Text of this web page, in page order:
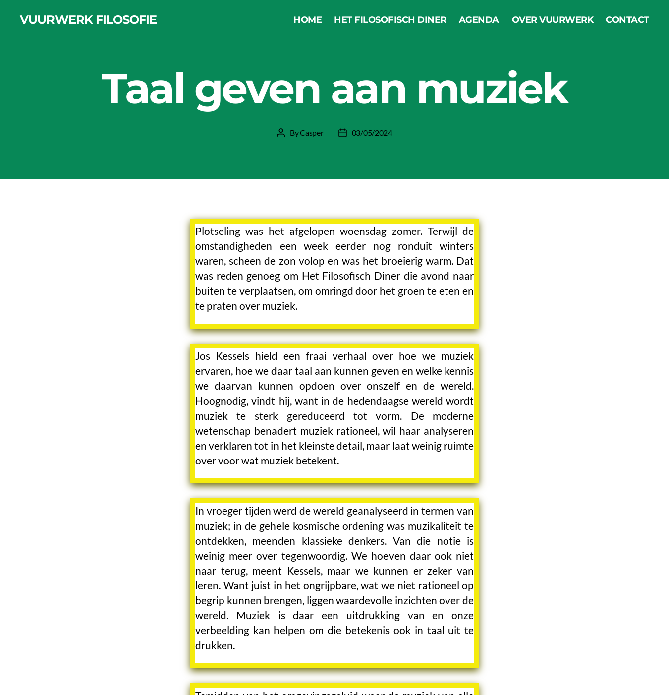
VUURWERK FILOSOFIE HOME HET FILOSOFISCH DINER AGENDA OVER VUURWERK
CONTACT
Taal geven aan muziek
PostByCasper
Post03/05/2024
Plotseling was het afgelopen woensdag zomer. Terwijl de
omstandigheden een week eerder nog ronduit winters
waren, scheen de zon volop en was het broeierig warm. Dat
was reden genoeg om Het Filosofisch Diner die avond naar
buiten te verplaatsen, om omringd door het groen te eten en
te praten over muziek.
Jos Kessels hield een fraai verhaal over hoe we muziek
ervaren, hoe we daar taal aan kunnen geven en welke kennis
we daarvan kunnen opdoen over onszelf en de wereld.
Hoognodig, vindt hij, want in de hedendaagse wereld wordt
muziek te sterk gereduceerd tot vorm. De moderne
wetenschap benadert muziek rationeel, wil haar analyseren
en verklaren tot in het kleinste detail, maar laat weinig ruimte
over voor wat muziek betekent.
In vroeger tijden werd de wereld geanalyseerd in termen van
muziek; in de gehele kosmische ordening was muzikaliteit te
ontdekken, meenden klassieke denkers. Van die notie is
weinig meer over tegenwoordig. We hoeven daar ook niet
naar terug, meent Kessels, maar we kunnen er zeker van
leren. Want juist in het ongrijpbare, wat we niet rationeel op
begrip kunnen brengen, liggen waardevolle inzichten over de
wereld. Muziek is daar een uitdrukking van en onze
verbeelding kan helpen om die betekenis ook in taal uit te
drukken.